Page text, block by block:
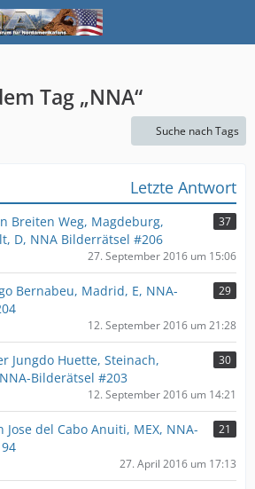
Tag „NNA“
Suche nach Tags
Letzte Antwort
Breiten Weg, Magdeburg,
D, NNA Bilderrätsel #206
37
27. September 2016 um 15:06
Bernabeu, Madrid, E, NNA-
29
12. September 2016 um 21:28
Jungdo Huette, Steinach,
Bilderätsel #203
30
12. September 2016 um 14:21
Jose del Cabo Anuiti, MEX, NNA-
21
27. April 2016 um 17:13